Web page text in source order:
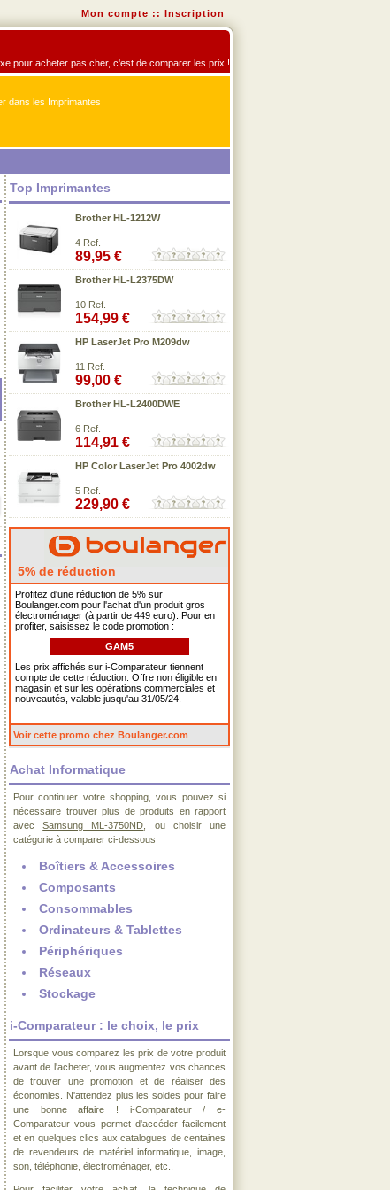
Mon compte :: Inscription
pour acheter pas cher, c'est de comparer les prix !
dans les Imprimantes
Top Imprimantes
Brother HL-1212W
4 Ref.
89,95 €
Brother HL-L2375DW
10 Ref.
154,99 €
HP LaserJet Pro M209dw
11 Ref.
99,00 €
Brother HL-L2400DWE
6 Ref.
114,91 €
HP Color LaserJet Pro 4002dw
5 Ref.
229,90 €
5% de réduction
Profitez d'une réduction de 5% sur
Boulanger.com pour l'achat d'un produit gros
électroménager (à partir de 449 euro). Pour en
profiter, saisissez le code promotion :
GAM5
Les prix affichés sur i-Comparateur tiennent
compte de cette réduction. Offre non éligible en
magasin et sur les opérations commerciales et
nouveautés, valable jusqu'au 31/05/24.
Voir cette promo chez Boulanger.com
Achat Informatique
Pour continuer votre shopping, vous pouvez si
nécessaire trouver plus de produits en rapport
avecSamsung ML-3750ND , ou choisir une
catégorie à comparer ci-dessous
Boîtiers & Accessoires
Composants
Consommables
Ordinateurs & Tablettes
Périphériques
Réseaux
Stockage
i-Comparateur : le choix, le prix
Lorsque vous comparez les prix de votre produit
avant de l'acheter, vous augmentez vos chances
de trouver une promotion et de réaliser des
économies. N'attendez plus les soldes pour faire
une bonne affaire ! i-Comparateur / e-
Comparateur vous permet d'accéder facilement
et en quelques clics aux catalogues de centaines
de revendeurs de matériel informatique, image,
son, téléphonie, électroménager, etc..